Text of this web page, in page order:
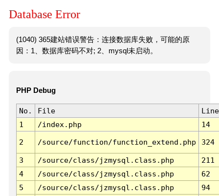
Database Error
(1040) 365建站错误警告：连接数据库失败，可能的原
因：1、数据库密码不对; 2、mysql未启动。
PHP Debug
No. File
Line
1
/index.php 14
2 /source/function/function_extend.php 324
3 /source/class/jzmysql.class.php
211
4
/source/class/jzmysql.class.php
62
5
/source/class/jzmysql.class.php
94